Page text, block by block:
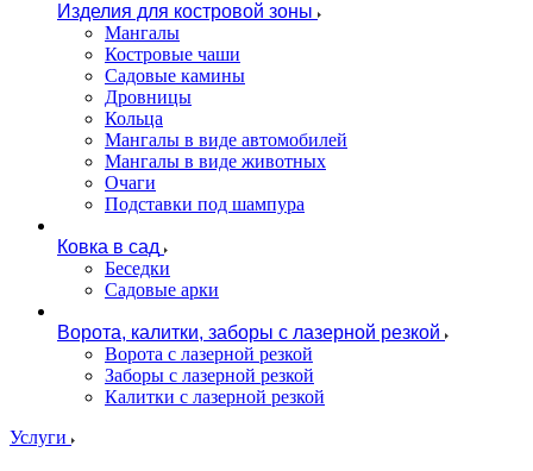
Изделия для костровой зоны
Мангалы
Костровые чаши
Садовые камины
Дровницы
Кольца
Мангалы в виде автомобилей
Мангалы в виде животных
Очаги
Подставки под шампура
Ковка в сад
Беседки
Садовые арки
Ворота, калитки, заборы с лазерной резкой
Ворота с лазерной резкой
Заборы с лазерной резкой
Калитки с лазерной резкой
Услуги